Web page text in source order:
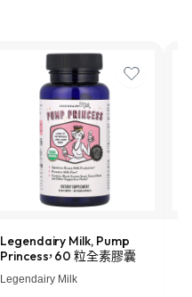
Legendairy Milk, Pump
Princess，60 粒全素膠囊
Legendairy Milk